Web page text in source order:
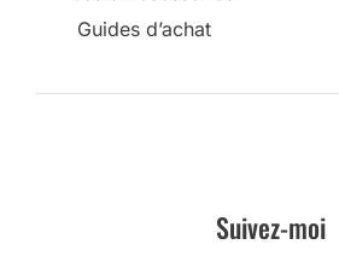
Guides d’achat
Suivez-moi